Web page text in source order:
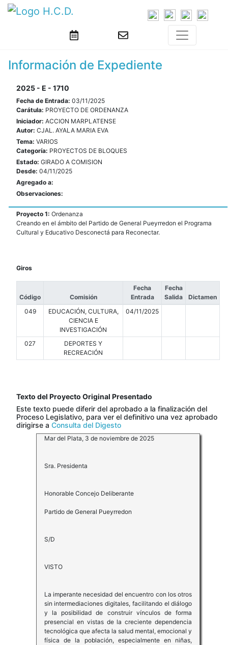
Información de Expediente
2025 - E - 1710
Fecha de Entrada: 03/11/2025
Carátula: PROYECTO DE ORDENANZA
Iniciador: ACCION MARPLATENSE
Autor: CJAL. AYALA MARIA EVA
Tema: VARIOS
Categoría: PROYECTOS DE BLOQUES
Estado: GIRADO A COMISION
Desde: 04/11/2025
Agregado a:
Observaciones:
Proyecto 1: Ordenanza
Creando en el ámbito del Partido de General Pueyrredon el Programa
Cultural y Educativo Desconectá para Reconectar.
Giros
Código Comisión
Fecha
Entrada
Fecha
Salida
Dictamen
049
EDUCACIÓN, CULTURA,
CIENCIA E
INVESTIGACIÓN
04/11/2025
027
DEPORTES Y
RECREACIÓN
Texto del Proyecto Original Presentado
Este texto puede diferir del aprobado a la finalización del
Proceso Legislativo, para ver el definitivo una vez aprobado
dirigirse a Consulta del Digesto
Mar del Plata, 3 de noviembre de 2025
Sra. Presidenta
Honorable Concejo Deliberante
Partido de General Pueyrredon
S/D
VISTO
La imperante necesidad del encuentro con los otros
sin intermediaciones digitales, facilitando el diálogo
y la posibilidad de construir vínculos de forma
presencial en vistas de la creciente dependencia
tecnológica que afecta la salud mental, emocional y
física de la población, especialmente en niñas,